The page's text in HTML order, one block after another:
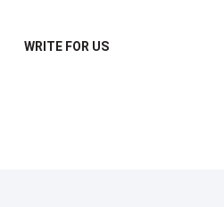
WRITE FOR US